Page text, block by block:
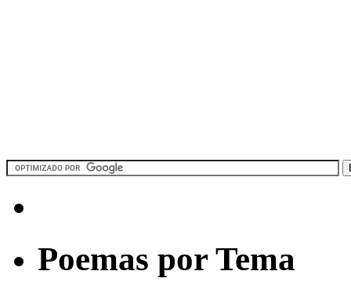
Poemas por Tema